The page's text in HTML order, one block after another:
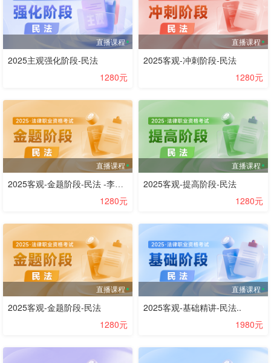
直播课程
2025主观强化阶段-民法
1280元
直播课程
2025客观-冲刺阶段-民法
1280元
直播课程
2025客观-金题阶段-民法 -李劲松
1280元
直播课程
2025客观-提高阶段-民法
1280元
直播课程
2025客观-金题阶段-民法
1280元
直播课程
2025客观-基础精讲-民法..
1980元